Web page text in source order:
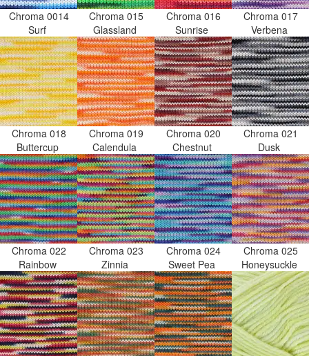
Chroma 0014
Surf
Chroma 015
Glassland
Chroma 016
Sunrise
Chroma 017
Verbena
Chroma 018
Buttercup
Chroma 019
Calendula
Chroma 020
Chestnut
Chroma 021
Dusk
Chroma 022
Rainbow
Chroma 023
Zinnia
Chroma 024
Sweet Pea
Chroma 025
Honeysuckle